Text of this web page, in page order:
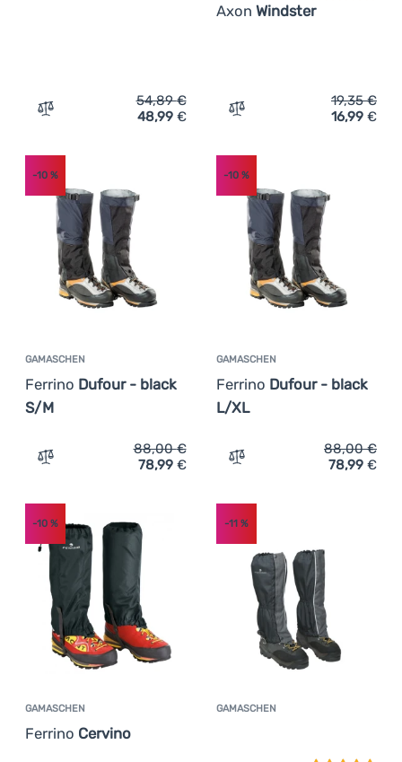
Zum Vergleich 'Gamaschen Ferrino Cervino lanko'
54,89€
48,99 €
Axon Windster
Zum Vergleich 'Fahrrad-
19,35€
16,99 €
GAMASCHEN
Ferrino Dufour - black
S/M
-10 %
Zum Vergleich 'Gamaschen Ferrino Dufour - black S/M'
88,00€
78,99 €
GAMASCHEN
Ferrino Dufour - black
L/XL
-10%
Zum Vergleich
88,00€
78,99 €
GAMASCHEN
Ferrino Cervino
-10 %
GAMASCHEN
-11 %